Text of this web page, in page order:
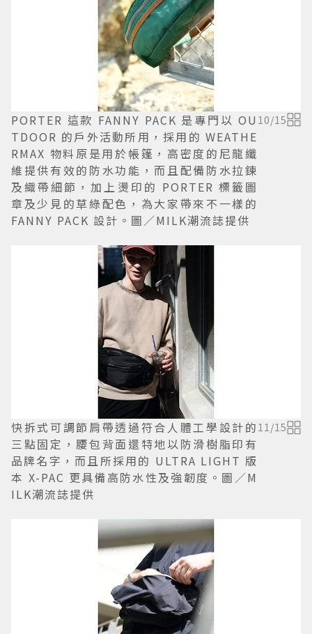
PORTER 這款 FANNY PACK 是專門以 OU
TDOOR 的戶外活動所用，採用的 WEATHE
RMAX 物料原是用於帳篷，高密度的尼龍纖
維提供有效的防水功能，而且配備防水拉鍊
及織帶細節，加上燙印的 PORTER 標籤圖
章及少見的草綠配色，為大家帶來不一樣的
FANNY PACK 設計。圖／MILK潮流誌提供
10/15
快拆式可調節肩帶透過符合人體工學設計的
三點固定，腰包背面還特地以防滑樹脂印有
品牌名字，而且所採用的 ULTRA LIGHT 版
本 X-PAC 更具備高防水性及強韌度。圖／M
ILK潮流誌提供
11/15